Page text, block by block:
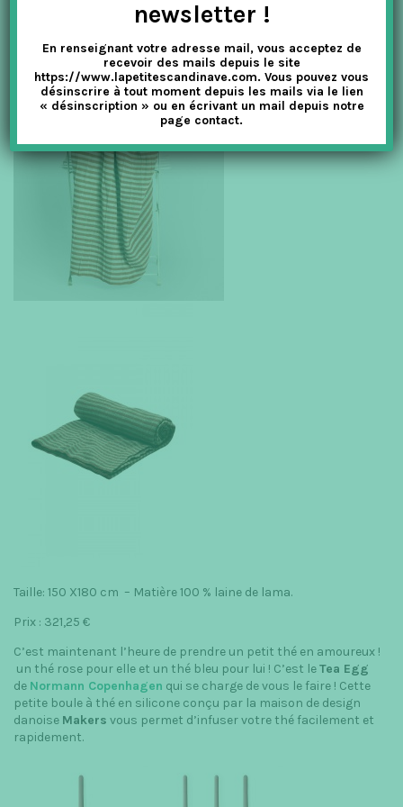
rayures titian/nougat.
Taille: 150 X180 cm – Matière 100 % laine de lama.
Prix : 321,25 €
C’est maintenant l’heure de prendre un petit thé en amoureux !
un thé rose pour elle et un thé bleu pour lui ! C’est leTea Egg
de Normann Copenhagen qui se charge de vous le faire ! Cette
petite boule à thé en silicone conçu par la maison de design
danoise Makers vous permet d’infuser votre thé facilement et
rapidement.
newsletter !
En renseignant votre adresse mail, vous acceptez de
recevoir des mails depuis le site
https://www.lapetitescandinave.com. Vous pouvez vous
désinscrire à tout moment depuis les mails via le lien
« désinscription » ou en écrivant un mail depuis notre
page contact.